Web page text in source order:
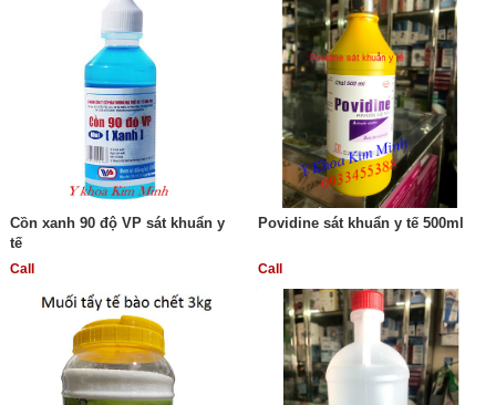
Cồn xanh 90 độ VP sát khuẩn y
tế
Call
Povidine sát khuẩn y tế 500ml
Call